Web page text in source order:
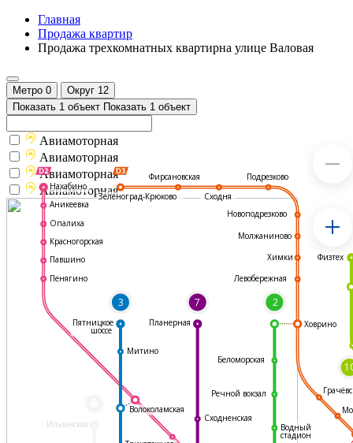
Главная
Продажа квартир
Продажа трехкомнатных квартирна улице Валовая
Метро 0 Округ 12
Показать 1 объект Показать 1 объект
Ильинская
3 7 2
Фирсановская
Сходня
Подрезково
Новоподрезково
Молжаниново
Химки
Левобережная
Ховрино
Водный
стадион
Сходненская
Волоколамская
Митино
Нахабино
Аникеевка
Опалиха
Красногорская
Павшино
Пенягино
Пятницкое
шоссе
Планерная
Физтех
Речной вокзал
Беломорская
Зеленоград-Крюково
Авиамоторная
Авиамоторная
Авиамоторная
Авиамоторная